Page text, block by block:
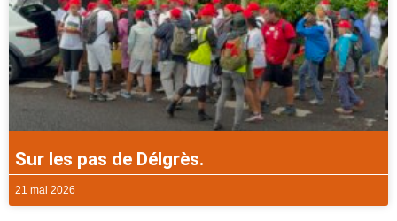
Sur les pas de Délgrès.
21 mai 2026